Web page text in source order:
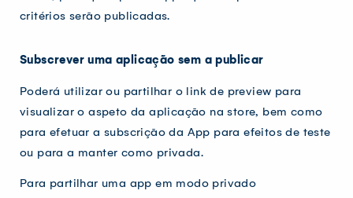
critérios serão publicadas.
Subscrever uma aplicação sem a publicar
Poderá utilizar ou partilhar o link de preview para
visualizar o aspeto da aplicação na store, bem como
para efetuar a subscrição da App para efeitos de teste
ou para a manter como privada.
Para partilhar uma app em modo privado